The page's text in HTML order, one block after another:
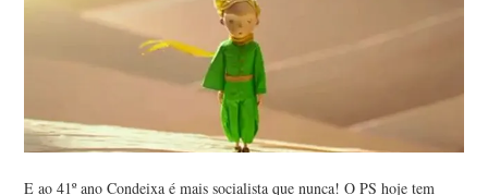
E ao 41º ano Condeixa é mais socialista que nunca! O PS hoje tem